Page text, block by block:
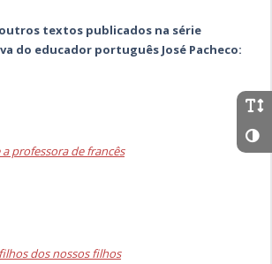
textos publicados na série
do educador português José Pacheco:
professora de francês
dos nossos filhos